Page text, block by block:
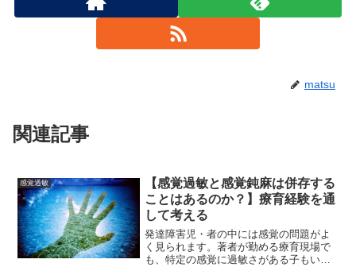
matsu
関連記事
感覚過敏
【感覚過敏と感覚鈍麻は併存する
ことはあるのか？】療育経験を通
して考える
発達障害児・者の中には感覚の問題がよ
く見られます。著者が勤める療育現場で
も、特定の感覚に過敏さがある子もいれ